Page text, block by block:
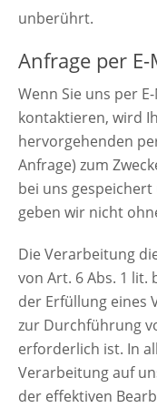
unberührt.
Anfrage per
Wenn Sie uns per
kontaktieren, wird
hervorgehenden
Anfrage) zum
bei uns
geben wir nicht
Die Verarbeitung
von Art. 6 Abs. 1 lit.
der Erfüllung eines
zur Durchführung
erforderlich ist. In
Verarbeitung auf
der effektiven